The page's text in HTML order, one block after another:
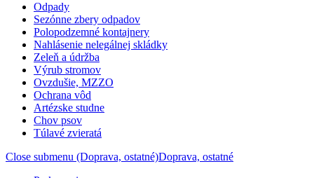
Odpady
Sezónne zbery odpadov
Polopodzemné kontajnery
Nahlásenie nelegálnej skládky
Zeleň a údržba
Výrub stromov
Ovzdušie, MZZO
Ochrana vôd
Artézske studne
Chov psov
Túlavé zvieratá
Close submenu (Doprava, ostatné)Doprava, ostatné